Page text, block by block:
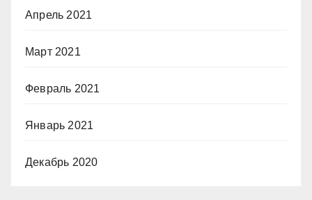
Апрель 2021
Март 2021
Февраль 2021
Январь 2021
Декабрь 2020